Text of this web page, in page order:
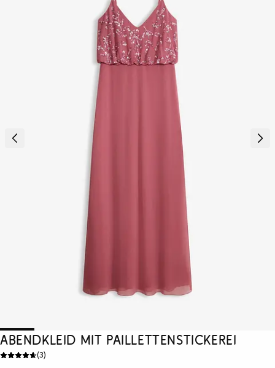
Abendkleid mit Paillettenstickerei
(3)